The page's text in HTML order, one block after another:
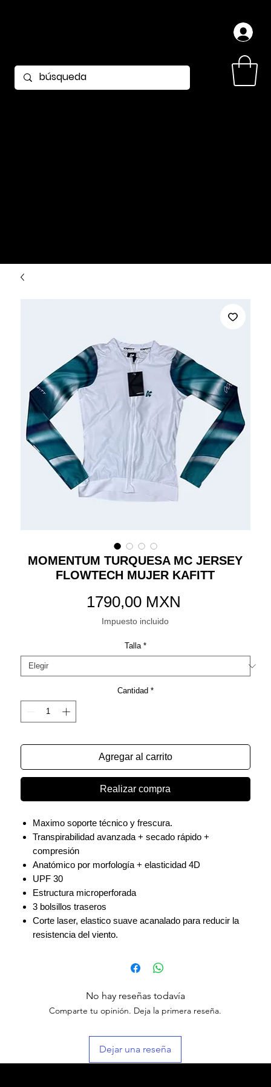
MOMENTUM TURQUESA MC JERSEY
FLOWTECH MUJER KAFITT
1790,00 MXN
Impuesto incluido
Talla *
Cantidad *
Agregar al carrito
Realizar compra
Maximo soporte técnico y frescura.
Transpirabilidad avanzada + secado rápido +
compresión
Anatómico por morfología + elasticidad 4D
UPF 30
Estructura microperforada
3 bolsillos traseros
Corte laser, elastico suave acanalado para reducir la
resistencia del viento.
No hay reseñas todavía
Comparte tu opinión. Deja la primera reseña.
Dejar una reseña